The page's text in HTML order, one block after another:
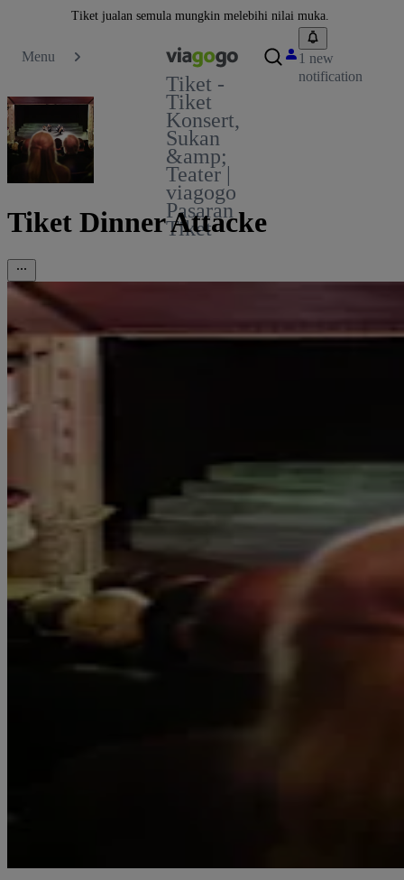
Tiket jualan semula mungkin melebihi nilai muka.
Menu
Tiket -
Tiket
Konsert,
Sukan
&amp;
Teater |
viagogo
Pasaran
Tiket
1 new
notification
Tiket Dinner Attacke